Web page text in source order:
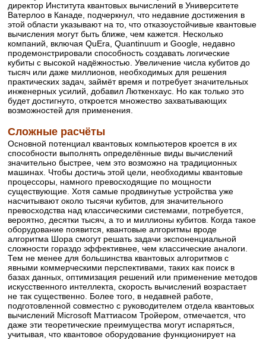
директор Института квантовых вычислений в Университете
Ватерлоо в Канаде, подчеркнул, что недавние достижения в
этой области указывают на то, что отказоустойчивые квантовые
вычисления могут быть ближе, чем кажется. Несколько
компаний, включая QuEra, Quantinuum и Google, недавно
продемонстрировали способность создавать логические
кубиты с высокой надёжностью. Увеличение числа кубитов до
тысяч или даже миллионов, необходимых для решения
практических задач, займёт время и потребует значительных
инженерных усилий, добавил Люткенхаус. Но как только это
будет достигнуто, откроется множество захватывающих
возможностей для применения.
Сложные расчёты
Основной потенциал квантовых компьютеров кроется в их
способности выполнять определённые виды вычислений
значительно быстрее, чем это возможно на традиционных
машинах. Чтобы достичь этой цели, необходимы квантовые
процессоры, намного превосходящие по мощности
существующие. Хотя самые продвинутые устройства уже
насчитывают около тысячи кубитов, для значительного
превосходства над классическими системами, потребуется,
вероятно, десятки тысяч, а то и миллионы кубитов. Когда такое
оборудование появится, квантовые алгоритмы вроде
алгоритма Шора смогут решать задачи экспоненциальной
сложности гораздо эффективнее, чем классические аналоги.
Тем не менее для большинства квантовых алгоритмов с
явными коммерческими перспективами, таких как поиск в
базах данных, оптимизация решений или применение методов
искусственного интеллекта, скорость вычислений возрастает
не так существенно. Более того, в недавней работе,
подготовленной совместно с руководителем отдела квантовых
вычислений Microsoft Маттиасом Тройером, отмечается, что
даже эти теоретические преимущества могут испаряться,
учитывая, что квантовое оборудование функционирует на